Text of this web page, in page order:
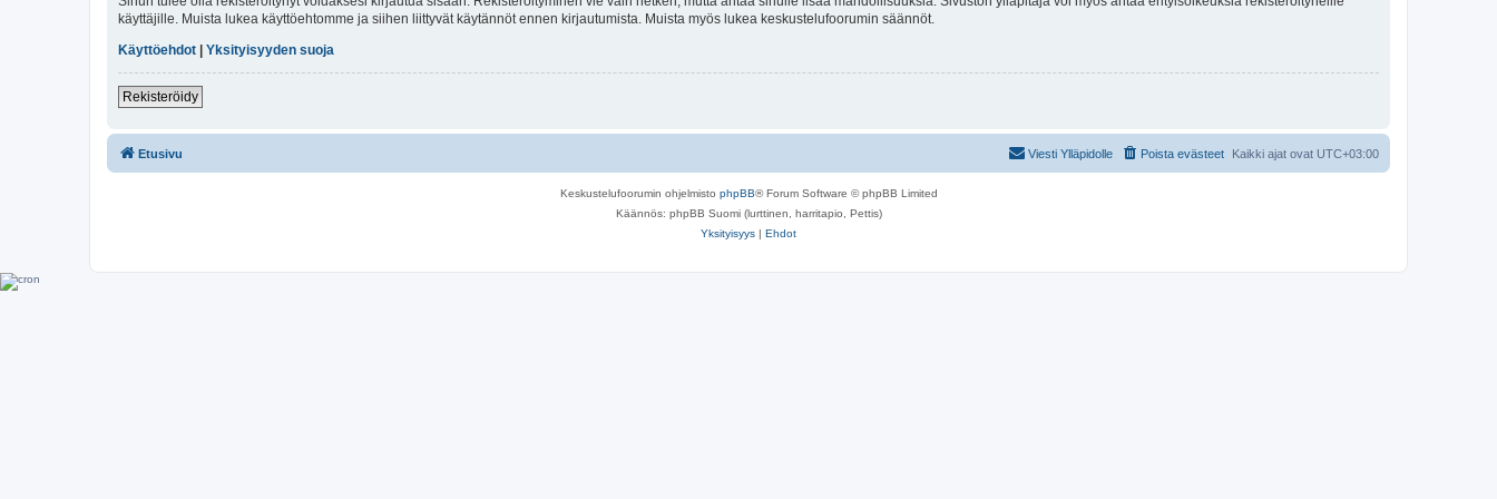
käyttäjille. Muista lukea käyttöehtomme ja siihen liittyvät käytännöt ennen kirjautumista. Muista myös lukea keskustelufoorumin säännöt.
Käyttöehdot | Yksityisyyden suoja
Rekisteröidy
Etusivu Kaikki ajat ovat UTC+03:00
Poista evästeet
Viesti Ylläpidolle
Keskustelufoorumin ohjelmisto phpBB® Forum Software © phpBB Limited
Käännös: phpBB Suomi (lurttinen, harritapio, Pettis)
Yksityisyys | Ehdot